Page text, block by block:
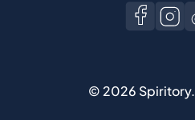
© 2026 Spiritory.